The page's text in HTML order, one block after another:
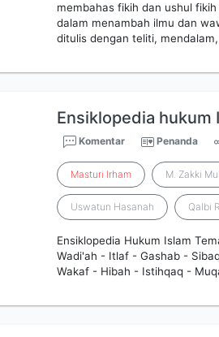
membahas fikih dan ushul
dalam menambah ilmu dan
ditulis dengan teliti,
Ensiklopedia hukum
Komentar Penanda
Masturi Irham M. Zakki
Uswatun Hasanah Qalbi
Ensiklopedia Hukum Islam
Wadi'ah - Itlaf - Gashab -
Wakaf - Hibah - Istihqaq -